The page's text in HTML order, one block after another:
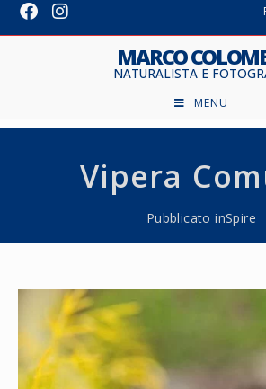
MARCO
NATURALISTA E
MENU
Vipera
Pubblicato inSpire